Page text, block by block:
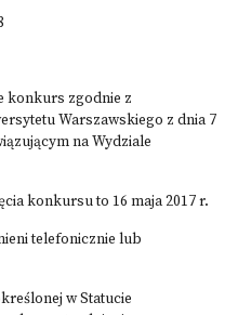
konkurs zgodnie z
Warszawskiego z dnia 7
na Wydziale
konkursu to 16 maja 2017 r.
telefonicznie lub
w Statucie